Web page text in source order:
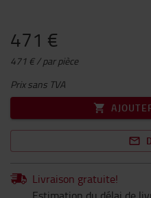
471 €
471 € / par pièce
Prix sans TVA
Livraison gratuite!